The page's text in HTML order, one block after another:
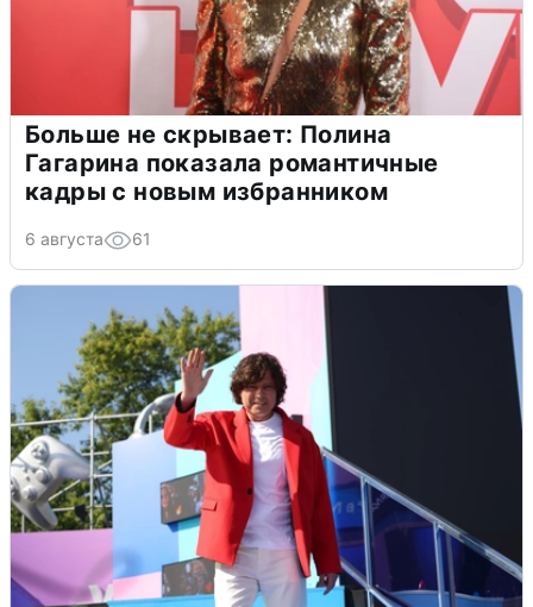
Больше не скрывает: Полина
Гагарина показала романтичные
кадры с новым избранником
6 августа 61